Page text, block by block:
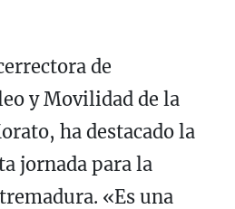
de
y Movilidad de la
ha destacado la
jornada para la
«Es una